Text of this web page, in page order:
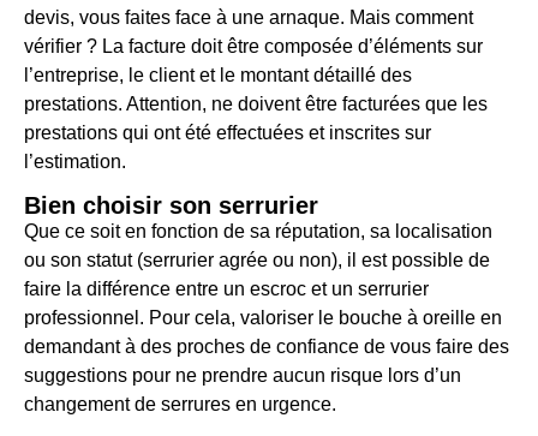
devis, vous faites face à une arnaque. Mais comment
vérifier ? La facture doit être composée d’éléments sur
l’entreprise, le client et le montant détaillé des
prestations. Attention, ne doivent être facturées que les
prestations qui ont été effectuées et inscrites sur
l’estimation.
Bien choisir son serrurier
Que ce soit en fonction de sa réputation, sa localisation
ou son statut (serrurier agrée ou non), il est possible de
faire la différence entre un escroc et un serrurier
professionnel. Pour cela, valoriser le bouche à oreille en
demandant à des proches de confiance de vous faire des
suggestions pour ne prendre aucun risque lors d’un
changement de serrures en urgence.